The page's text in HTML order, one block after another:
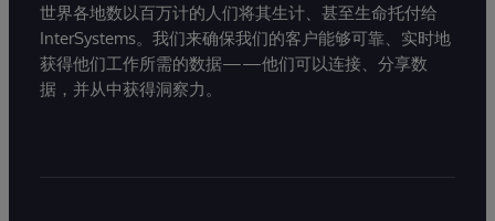
世界各地数以百万计的人们将其生计、甚至生命托付给
InterSystems。我们来确保我们的客户能够可靠、实时地
获得他们工作所需的数据——他们可以连接、分享数
据，并从中获得洞察力。